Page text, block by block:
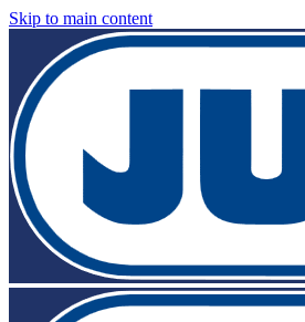
Skip to main content